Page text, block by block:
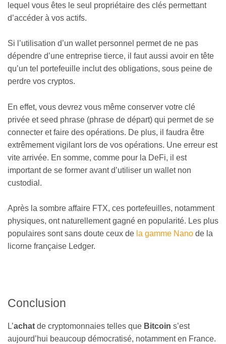
lequel vous êtes le seul propriétaire des clés permettant
d’accéder à vos actifs.
Si l’utilisation d’un wallet personnel permet de ne pas
dépendre d’une entreprise tierce, il faut aussi avoir en tête
qu’un tel portefeuille inclut des obligations, sous peine de
perdre vos cryptos.
En effet, vous devrez vous même conserver votre clé
privée et seed phrase (phrase de départ) qui permet de se
connecter et faire des opérations. De plus, il faudra être
extrêmement vigilant lors de vos opérations. Une erreur est
vite arrivée. En somme, comme pour la DeFi, il est
important de se former avant d’utiliser un wallet non
custodial.
Après la sombre affaire FTX, ces portefeuilles, notamment
physiques, ont naturellement gagné en popularité. Les plus
populaires sont sans doute ceux de la gamme Nano de la
licorne française Ledger.
Conclusion
L’achat de cryptomonnaies telles que Bitcoin s’est
aujourd’hui beaucoup démocratisé, notamment en France.